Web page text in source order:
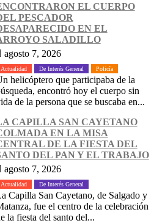
EL CUERPO
PESCADOR
EN EL
SALADILLO
agosto 7, 2026
Actualidad De Interés General Policía
helicóptero que participaba de la
encontró hoy el cuerpo sin
de la persona que se buscaba en...
CAPILLA SAN CAYETANO
EN LA MISA
DE LA FIESTA DEL
DEL PAN Y EL TRABAJO
agosto 7, 2026
Actualidad De Interés General
Capilla San Cayetano, de Salgado y
fue el centro de la celebración
la fiesta del santo del...